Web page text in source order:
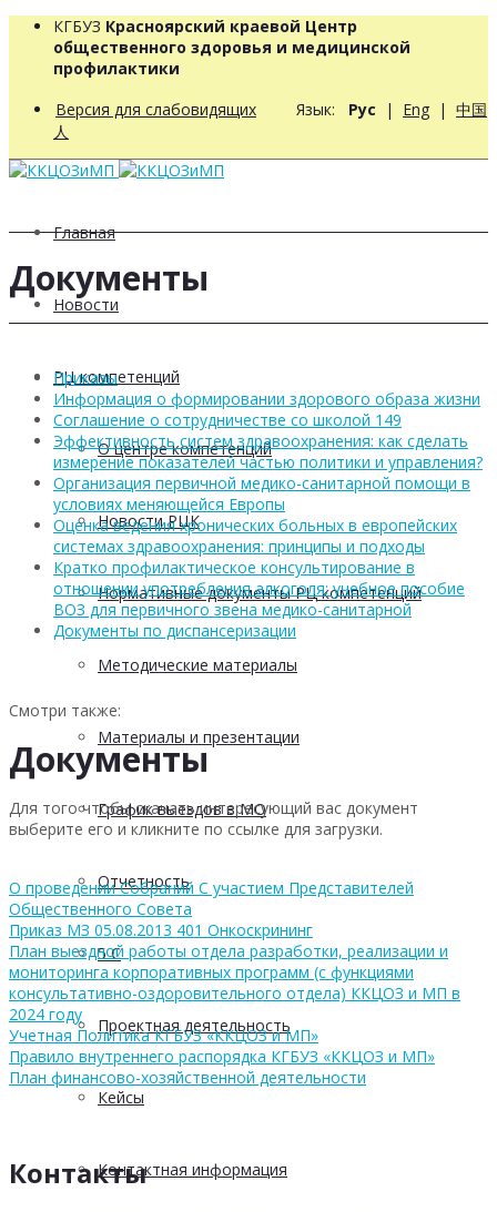
КГБУЗ Красноярский краевой Центр
общественного здоровья и медицинской
профилактики
Версия для слабовидящих Язык: Рус | Eng | 中国
人
Главная
Новости
РЦ компетенций
О центре компетенций
Новости РЦК
Нормативные документы РЦ компетенций
Методические материалы
Материалы и презентации
График выездов в МО
Отчетность
5 С
Проектная деятельность
Кейсы
Контактная информация
Документы
Приказы
Информация о формировании здорового образа жизни
Соглашение о сотрудничестве со школой 149
Эффективность систем здравоохранения: как сделать
измерение показателей частью политики и управления?
Организация первичной медико-санитарной помощи в
условиях меняющейся Европы
Оценка ведения хронических больных в европейских
системах здравоохранения: принципы и подходы
Кратко профилактическое консультирование в
отношении употребления алкоголя: учебное пособие
ВОЗ для первичного звена медико-санитарной
Документы по диспансеризации
Смотри также:
Документы
Для того чтобы скачать интересующий вас документ
выберите его и кликните по ссылке для загрузки.
О проведении Собраний С участием Представителей
Общественного Совета
Приказ МЗ 05.08.2013 401 Онкоскрининг
План выездной работы отдела разработки, реализации и
мониторинга корпоративных программ (с функциями
консультативно-оздоровительного отдела) ККЦОЗ и МП в
2024 году
Учетная Политика КГБУЗ «ККЦОЗ и МП»
Правило внутреннего распорядка КГБУЗ «ККЦОЗ и МП»
План финансово-хозяйственной деятельности
Контакты